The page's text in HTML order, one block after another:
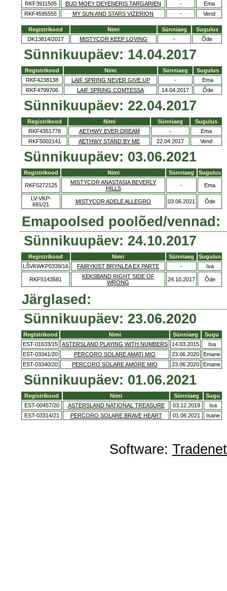
RKF3911505
BUD MOEY DEYENERIS TARGARIEN -
Ema
RKF4595555
MY SUN AND STARS VIZERION - Vend
Registrikood Nimi Sünniaeg
Sugulus
DK13814/2017
MISTYCOR KEEP LOVING - Õde
Sünnikuupäev: 14.04.2017
Registrikood Nimi Sünniaeg
Sugulus
RKF4238138
LAIF SPRING NEVER GIVE UP -
Ema
RKF4799706
LAIF SPRING COMTESSA 14.04.2017 Õde
Sünnikuupäev: 22.04.2017
Registrikood Nimi Sünniaeg
Sugulus
RKF4351778
AETHWY EVER DREAM -
Ema
RKF5002141
AETHWY STAND BY ME 22.04.2017 Vend
Sünnikuupäev: 03.06.2021
Registrikood Nimi Sünniaeg Sugulus
RKF5272125
MISTYCOR ANASTASIA BEVERLY
HILLS
- Ema
LV-VKP-
691/21
MISTYCOR ADELE ALLEGRO 03.06.2021 Õde
Emapoolsed poolõed/vennad:
Sünnikuupäev: 24.10.2017
Registrikood Nimi Sünniaeg
Sugulus
LŠVKWKP0339/16
FAIRYKIST BRYNLEA EX PARTE - Isa
RKF5143581
KEKSBAND RIGHT SIDE OF
WRONG
24.10.2017 Õde
Järglased:
Sünnikuupäev: 23.06.2020
Registrikood Nimi Sünniaeg
Sugu
EST-01633/15
ASTERSLAND PLAYING WITH NUMBERS 14.03.2015
Isa
EST-03341/20
PERCORO SOLARE AMATI MIO 23.06.2020
Emane
EST-03340/20
PERCORO SOLARE AMORE MIO 23.06.2020 Emane
Sünnikuupäev: 01.06.2021
Registrikood Nimi Sünniaeg
Sugu
EST-00457/20
ASTERSLAND NATIONAL TREASURE 03.12.2019
Isa
EST-03314/21
PERCORO SOLARE BRAVE HEART 01.06.2021 Isane
Software: